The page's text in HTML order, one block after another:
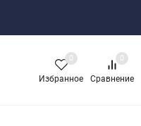
Избранное
0
Сравнение
0